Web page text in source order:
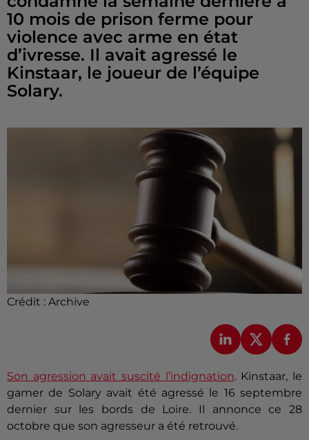
10 mois de prison ferme pour
violence avec arme en état
d’ivresse. Il avait agressé le
Kinstaar, le joueur de l’équipe
Solary.
Crédit : Archive
Son agression avait suscité l’indignation. Kinstaar, le
gamer de Solary avait été agressé le 16 septembre
dernier sur les bords de Loire. Il annonce ce 28
octobre que son agresseur a été retrouvé.